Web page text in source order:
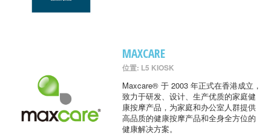
MAXCARE
位置: L5 KIOSK
Maxcare® 于 2003 年正式在香港成立，
致力于研发、设计、生产优质的家庭健
康按摩产品，为家庭和办公室人群提供
高品质的健康按摩产品和全身全方位的
健康解决方案。